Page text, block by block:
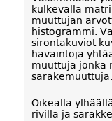
kulkevalla
muuttujan
histogrammi.
sirontakuviot
havaintoja
muuttuja jonka
sarakemuuttuja.
Oikealla
rivillä ja